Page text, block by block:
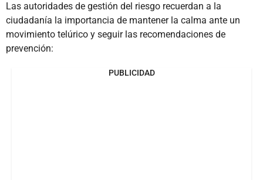
Las autoridades de gestión del riesgo recuerdan a la
ciudadanía la importancia de mantener la calma ante un
movimiento telúrico y seguir las recomendaciones de
prevención:
PUBLICIDAD